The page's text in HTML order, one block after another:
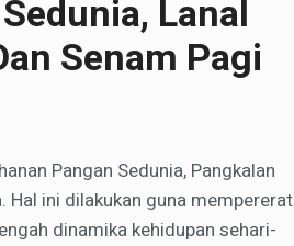
Lanal
Senam Pagi
Pangan Sedunia, Pangkalan
Hal ini dilakukan guna mempererat
dinamika kehidupan sehari-